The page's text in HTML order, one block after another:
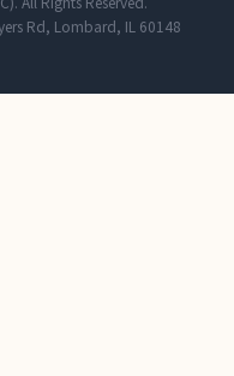
Rd, Lombard, IL 60148